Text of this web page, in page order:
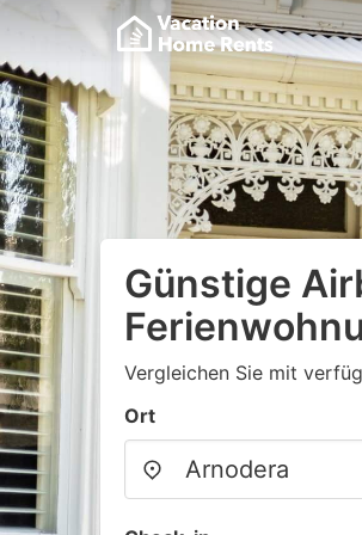
Günstige
Vergleichen Sie mit
Ort